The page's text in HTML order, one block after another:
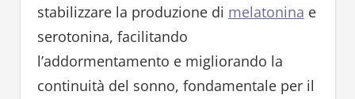
stabilizzare la produzione di melatonina e
serotonina, facilitando
l’addormentamento e migliorando la
continuità del sonno, fondamentale per il